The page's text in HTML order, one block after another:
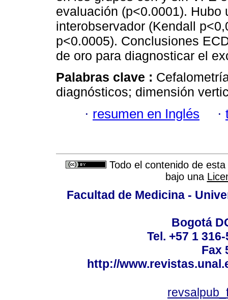
evaluación (p<0.0001). Hubo
interobservador (Kendall
p<0.0005). Conclusiones
de oro para diagnosticar el
Palabras clave :
diagnósticos; dimensión
· resumen en Inglés ·
Todo el contenido de
bajo una
Facultad de Medicina -
Bogotá
Tel. +57 1
Fax
http://